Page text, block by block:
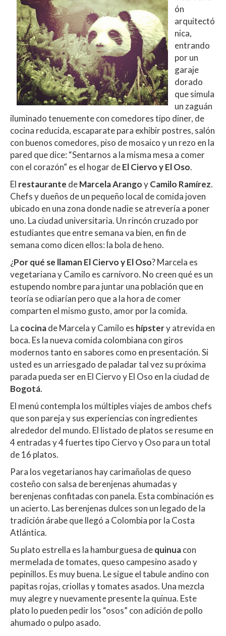
ón
arquitectó
nica,
entrando
por un
garaje
dorado
que simula
un zaguán
iluminado tenuemente con comedores tipo diner, de
cocina reducida, escaparate para exhibir postres, salón
con buenos comedores, piso de mosaico y un rezo en la
pared que dice: “Sentarnos a la misma mesa a comer
con el corazón” es el hogar deEl Ciervo y El Oso.
El restaurante deMarcela ArangoyCamilo Ramírez.
Chefs y dueños de un pequeño local de comida joven
ubicado en una zona donde nadie se atrevería a poner
uno. La ciudad universitaria. Un rincón cruzado por
estudiantes que entre semana va bien, en fin de
semana como dicen ellos: la bola de heno.
¿Por qué se llaman El Ciervo y El Oso? Marcela es
vegetariana y Camilo es carnívoro. No creen qué es un
estupendo nombre para juntar una población que en
teoría se odiarían pero que a la hora de comer
comparten el mismo gusto, amor por la comida.
La cocinade Marcela y Camilo es hípstery atrevida en
boca. Es la nueva comida colombiana con giros
modernos tanto en sabores como en presentación. Si
usted es un arriesgado de paladar tal vez su próxima
parada pueda ser en El Ciervo y El Oso en la ciudad de
Bogotá.
El menú contempla los múltiples viajes de ambos chefs
que son pareja y sus experiencias con ingredientes
alrededor del mundo. El listado de platos se resume en
4 entradas y 4 fuertes tipo Ciervo y Oso para un total
de 16 platos.
Para los vegetarianos hay carimañolas de queso
costeño con salsa de berenjenas ahumadas y
berenjenas confitadas con panela. Esta combinación es
un acierto. Las berenjenas dulces son un legado de la
tradición árabe que llegó a Colombia por la Costa
Atlántica.
Su plato estrella es la hamburguesa dequinuacon
mermelada de tomates, queso campesino asado y
pepinillos. Es muy buena. Le sigue el tabule andino con
papitas rojas, criollas y tomates asados. Una mezcla
muy alegre y nuevamente presente la quinua. Este
plato lo pueden pedir los “osos” con adición de pollo
ahumado o pulpo asado.